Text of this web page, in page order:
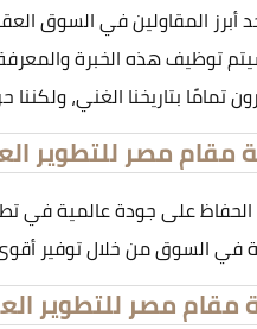
المقاولين في السوق
سيتم توظيف هذه الخبرة
تمامًا بتاريخنا الغني،
مصر للتطوير
على جودة عالمية في
في السوق من خلال توفير
مصر للتطوير